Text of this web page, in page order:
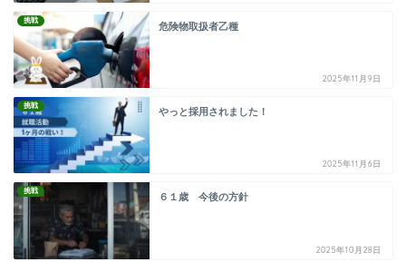
挑戦
危険物取扱者乙種
2025年11月9日
挑戦
やっと採用されました！
2025年11月6日
挑戦
６１歳 今後の方針
2025年10月28日